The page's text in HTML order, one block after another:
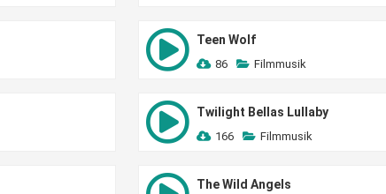
Teen Wolf
86 Filmmusik
Twilight Bellas Lullaby
166 Filmmusik
The Wild Angels